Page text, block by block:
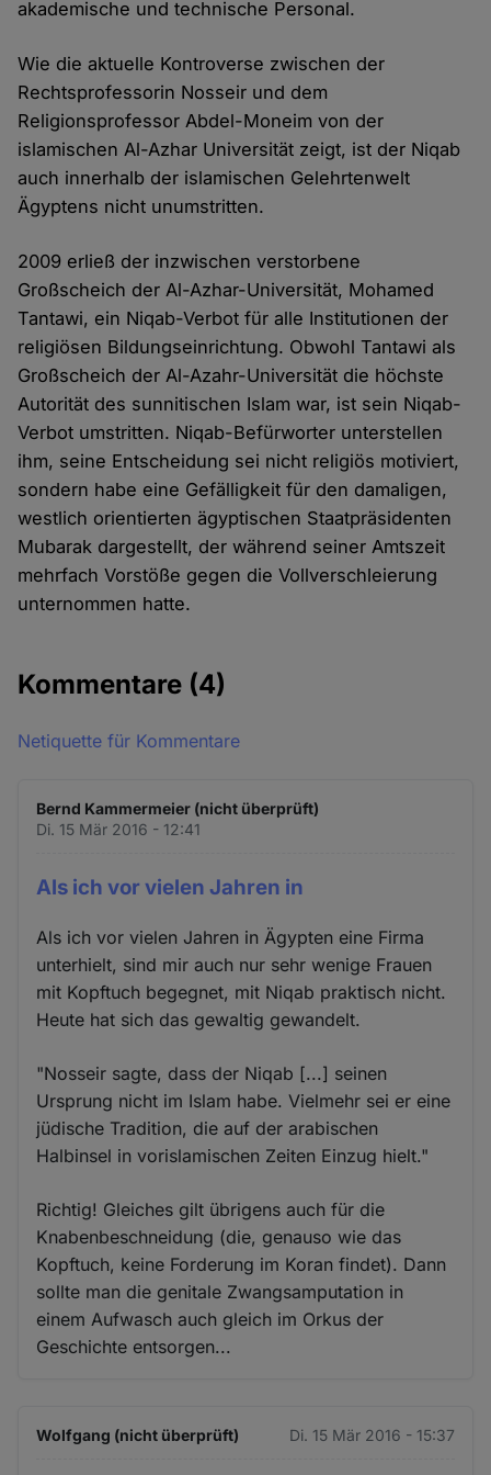
akademische und technische Personal.
Wie die aktuelle Kontroverse zwischen der
Rechtsprofessorin Nosseir und dem
Religionsprofessor Abdel-Moneim von der
islamischen Al-Azhar Universität zeigt, ist der Niqab
auch innerhalb der islamischen Gelehrtenwelt
Ägyptens nicht unumstritten.
2009 erließ der inzwischen verstorbene
Großscheich der Al-Azhar-Universität, Mohamed
Tantawi, ein Niqab-Verbot für alle Institutionen der
religiösen Bildungseinrichtung. Obwohl Tantawi als
Großscheich der Al-Azahr-Universität die höchste
Autorität des sunnitischen Islam war, ist sein Niqab-
Verbot umstritten. Niqab-Befürworter unterstellen
ihm, seine Entscheidung sei nicht religiös motiviert,
sondern habe eine Gefälligkeit für den damaligen,
westlich orientierten ägyptischen Staatpräsidenten
Mubarak dargestellt, der während seiner Amtszeit
mehrfach Vorstöße gegen die Vollverschleierung
unternommen hatte.
Kommentare (4)
Netiquette für Kommentare
Bernd Kammermeier (nicht überprüft)
Di. 15 Mär 2016 - 12:41
Als ich vor vielen Jahren in
Als ich vor vielen Jahren in Ägypten eine Firma
unterhielt, sind mir auch nur sehr wenige Frauen
mit Kopftuch begegnet, mit Niqab praktisch nicht.
Heute hat sich das gewaltig gewandelt.
"Nosseir sagte, dass der Niqab [...] seinen
Ursprung nicht im Islam habe. Vielmehr sei er eine
jüdische Tradition, die auf der arabischen
Halbinsel in vorislamischen Zeiten Einzug hielt."
Richtig! Gleiches gilt übrigens auch für die
Knabenbeschneidung (die, genauso wie das
Kopftuch, keine Forderung im Koran findet). Dann
sollte man die genitale Zwangsamputation in
einem Aufwasch auch gleich im Orkus der
Geschichte entsorgen...
Wolfgang (nicht überprüft) Di. 15 Mär 2016 - 15:37